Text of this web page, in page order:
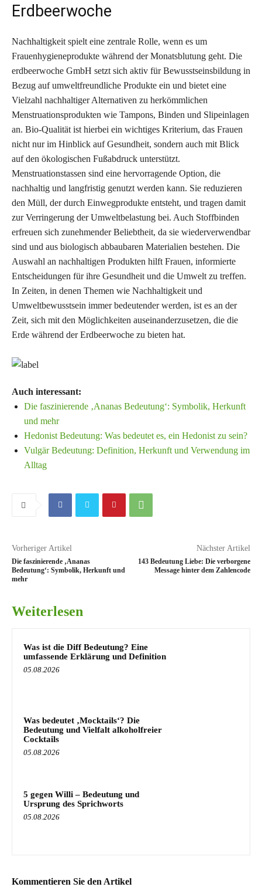
Erdbeerwoche
Nachhaltigkeit spielt eine zentrale Rolle, wenn es um
Frauenhygieneprodukte während der Monatsblutung geht. Die
erdbeerwoche GmbH setzt sich aktiv für Bewusstseinsbildung in
Bezug auf umweltfreundliche Produkte ein und bietet eine
Vielzahl nachhaltiger Alternativen zu herkömmlichen
Menstruationsprodukten wie Tampons, Binden und Slipeinlagen
an. Bio-Qualität ist hierbei ein wichtiges Kriterium, das Frauen
nicht nur im Hinblick auf Gesundheit, sondern auch mit Blick
auf den ökologischen Fußabdruck unterstützt.
Menstruationstassen sind eine hervorragende Option, die
nachhaltig und langfristig genutzt werden kann. Sie reduzieren
den Müll, der durch Einwegprodukte entsteht, und tragen damit
zur Verringerung der Umweltbelastung bei. Auch Stoffbinden
erfreuen sich zunehmender Beliebtheit, da sie wiederverwendbar
sind und aus biologisch abbaubaren Materialien bestehen. Die
Auswahl an nachhaltigen Produkten hilft Frauen, informierte
Entscheidungen für ihre Gesundheit und die Umwelt zu treffen.
In Zeiten, in denen Themen wie Nachhaltigkeit und
Umweltbewusstsein immer bedeutender werden, ist es an der
Zeit, sich mit den Möglichkeiten auseinanderzusetzen, die die
Erde während der Erdbeerwoche zu bieten hat.
Auch interessant:
Die faszinierende ‚Ananas Bedeutung‘: Symbolik, Herkunft
und mehr
Hedonist Bedeutung: Was bedeutet es, ein Hedonist zu sein?
Vulgär Bedeutung: Definition, Herkunft und Verwendung im
Alltag
Vorheriger Artikel
Die faszinierende ‚Ananas
Bedeutung‘: Symbolik, Herkunft und
mehr
Nächster Artikel
143 Bedeutung Liebe: Die verborgene
Message hinter dem Zahlencode
Weiterlesen
Was ist die Diff Bedeutung? Eine
umfassende Erklärung und Definition
05.08.2026
Was bedeutet ‚Mocktails‘? Die
Bedeutung und Vielfalt alkoholfreier
Cocktails
05.08.2026
5 gegen Willi – Bedeutung und
Ursprung des Sprichworts
05.08.2026
Kommentieren Sie den Artikel